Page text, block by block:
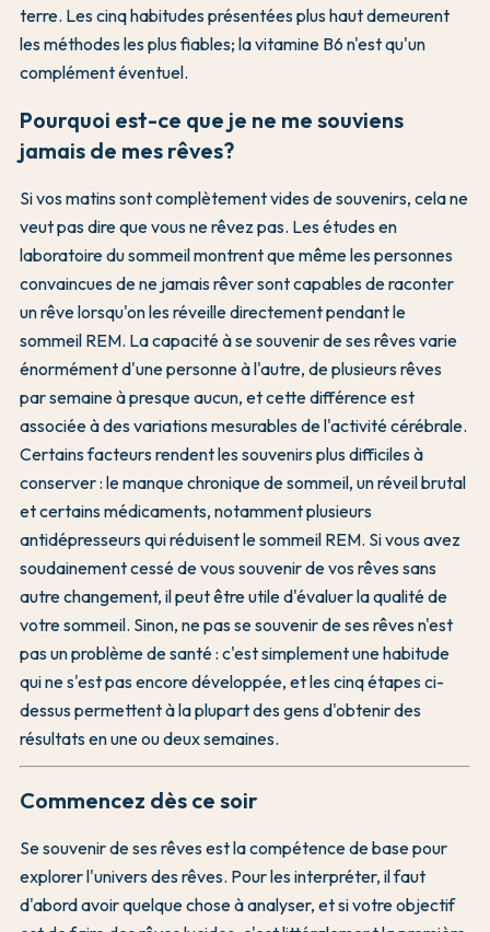
terre. Les cinq habitudes présentées plus haut demeurent
les méthodes les plus fiables; la vitamine B6 n'est qu'un
complément éventuel.
Pourquoi est-ce que je ne me souviens
jamais de mes rêves?
Si vos matins sont complètement vides de souvenirs, cela ne
veut pas dire que vous ne rêvez pas. Les études en
laboratoire du sommeil montrent que même les personnes
convaincues de ne jamais rêver sont capables de raconter
un rêve lorsqu'on les réveille directement pendant le
sommeil REM. La capacité à se souvenir de ses rêves varie
énormément d'une personne à l'autre, de plusieurs rêves
par semaine à presque aucun, et cette différence est
associée à des variations mesurables de l'activité cérébrale.
Certains facteurs rendent les souvenirs plus difficiles à
conserver : le manque chronique de sommeil, un réveil brutal
et certains médicaments, notamment plusieurs
antidépresseurs qui réduisent le sommeil REM. Si vous avez
soudainement cessé de vous souvenir de vos rêves sans
autre changement, il peut être utile d'évaluer la qualité de
votre sommeil. Sinon, ne pas se souvenir de ses rêves n'est
pas un problème de santé : c'est simplement une habitude
qui ne s'est pas encore développée, et les cinq étapes ci-
dessus permettent à la plupart des gens d'obtenir des
résultats en une ou deux semaines.
Commencez dès ce soir
Se souvenir de ses rêves est la compétence de base pour
explorer l'univers des rêves. Pour les interpréter, il faut
d'abord avoir quelque chose à analyser, et si votre objectif